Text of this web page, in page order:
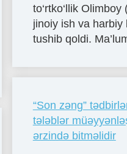
to‘rtko‘llik
jinoiy ish va harbiy
tushib qoldi.
“Son zəng”
tələblər
ərzində bitməlidir